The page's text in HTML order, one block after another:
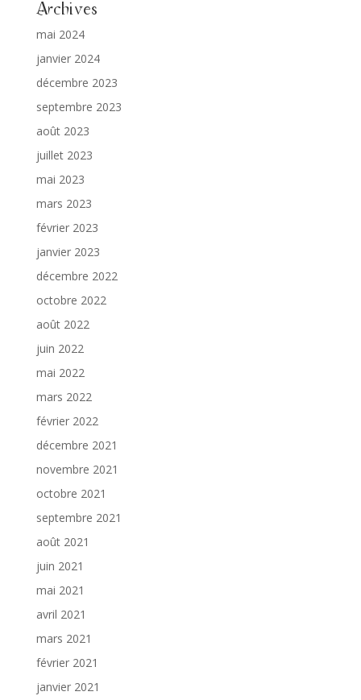
Archives
mai 2024
janvier 2024
décembre 2023
septembre 2023
août 2023
juillet 2023
mai 2023
mars 2023
février 2023
janvier 2023
décembre 2022
octobre 2022
août 2022
juin 2022
mai 2022
mars 2022
février 2022
décembre 2021
novembre 2021
octobre 2021
septembre 2021
août 2021
juin 2021
mai 2021
avril 2021
mars 2021
février 2021
janvier 2021